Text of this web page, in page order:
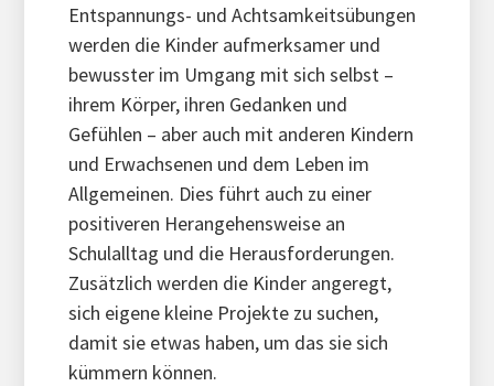
Entspannungs- und Achtsamkeitsübungen
werden die Kinder aufmerksamer und
bewusster im Umgang mit sich selbst –
ihrem Körper, ihren Gedanken und
Gefühlen – aber auch mit anderen Kindern
und Erwachsenen und dem Leben im
Allgemeinen. Dies führt auch zu einer
positiveren Herangehensweise an
Schulalltag und die Herausforderungen.
Zusätzlich werden die Kinder angeregt,
sich eigene kleine Projekte zu suchen,
damit sie etwas haben, um das sie sich
kümmern können.